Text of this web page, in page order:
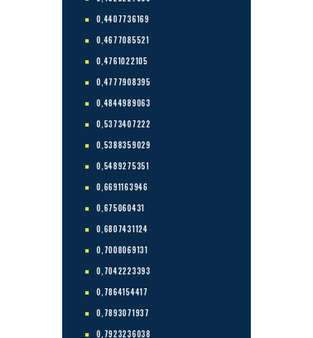
0,4407736169
0,4677085521
0,4761022105
0,4777908395
0,4844989063
0,5373407222
0,5388359029
0,5489275351
0,6691163946
0,675060431
0,6807431124
0,7008069131
0,7042223393
0,7864154417
0,7893071937
0,7923236038